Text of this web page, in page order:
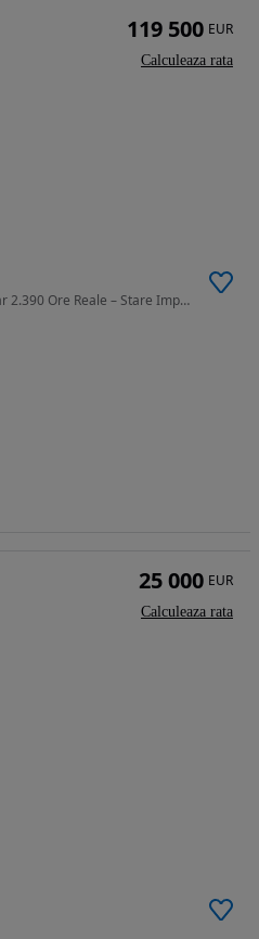
Volvo EC220E NL – An 2020 – Doar 2.390 Ore Reale – Stare Impecabilă, C
119 500 EUR
Calculeaza rata
25 000 EUR
Calculeaza rata